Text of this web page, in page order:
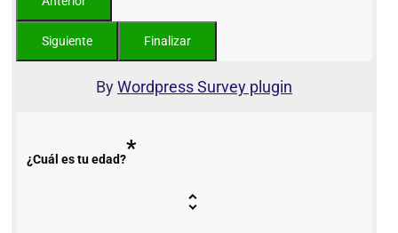
ByWordpress Survey plugin
¿Cuál es tu edad?*